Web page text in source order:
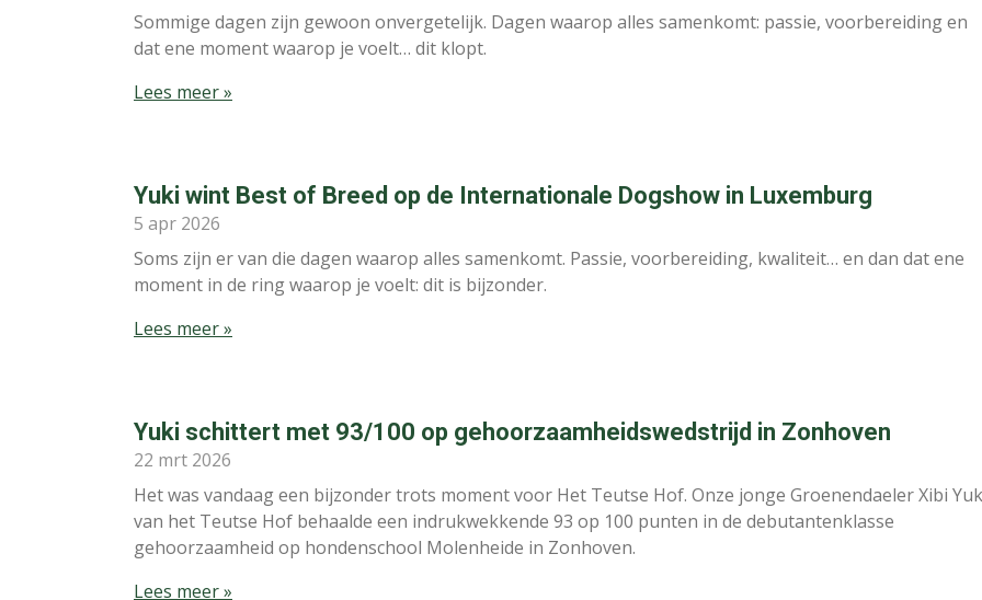
Sommige dagen zijn gewoon onvergetelijk. Dagen waarop alles samenkomt: passie, voorbereiding en
dat ene moment waarop je voelt… dit klopt.
Lees meer »
Yuki wint Best of Breed op de Internationale Dogshow in Luxemburg
5 apr 2026
Soms zijn er van die dagen waarop alles samenkomt. Passie, voorbereiding, kwaliteit… en dan dat ene
moment in de ring waarop je voelt: dit is bijzonder.
Lees meer »
Yuki schittert met 93/100 op gehoorzaamheidswedstrijd in Zonhoven
22 mrt 2026
Het was vandaag een bijzonder trots moment voor Het Teutse Hof. Onze jonge Groenendaeler Xibi
van het Teutse Hof behaalde een indrukwekkende 93 op 100 punten in de debutantenklasse
gehoorzaamheid op hondenschool Molenheide in Zonhoven.
Lees meer »